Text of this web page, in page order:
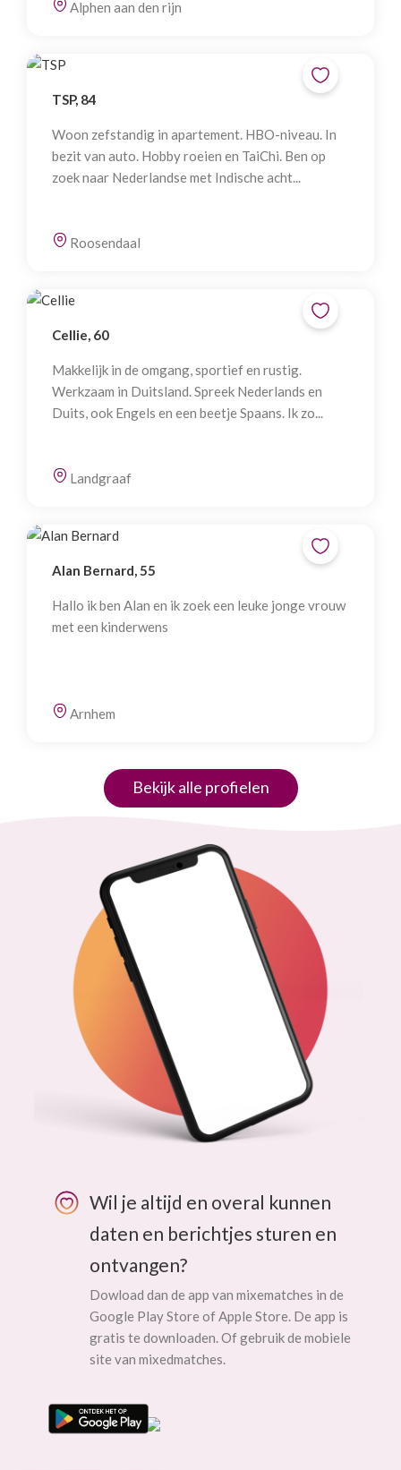
Alphen aan den rijn
TSP, 84
Woon zefstandig in apartement. HBO-niveau. In
bezit van auto. Hobby roeien en TaiChi. Ben op
zoek naar Nederlandse met Indische acht...
Roosendaal
Cellie, 60
Makkelijk in de omgang, sportief en rustig.
Werkzaam in Duitsland. Spreek Nederlands en
Duits, ook Engels en een beetje Spaans. Ik zo...
Landgraaf
Alan Bernard, 55
Hallo ik ben Alan en ik zoek een leuke jonge vrouw
met een kinderwens
Arnhem
Bekijk alle profielen
Wil je altijd en overal kunnen
daten en berichtjes sturen en
ontvangen?
Dowload dan de app van mixematches in de
Google Play Store of Apple Store. De app is
gratis te downloaden. Of gebruik de mobiele
site van mixedmatches.